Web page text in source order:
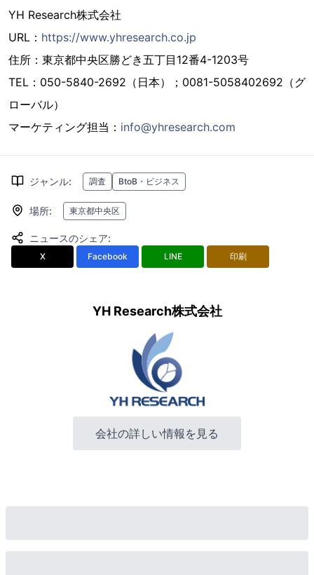
YH Research株式会社
URL： https://www.yhresearch.co.jp
住所：東京都中央区勝どき五丁目12番4-1203号
TEL：050-5840-2692（日本）；0081-5058402692（グ
ローバル）
マーケティング担当： info@yhresearch.com
ジャンル: 調査 BtoB・ビジネス
場所: 東京都中央区
ニュースのシェア:
X Facebook LINE 印刷
YH Research株式会社
会社の詳しい情報を見る